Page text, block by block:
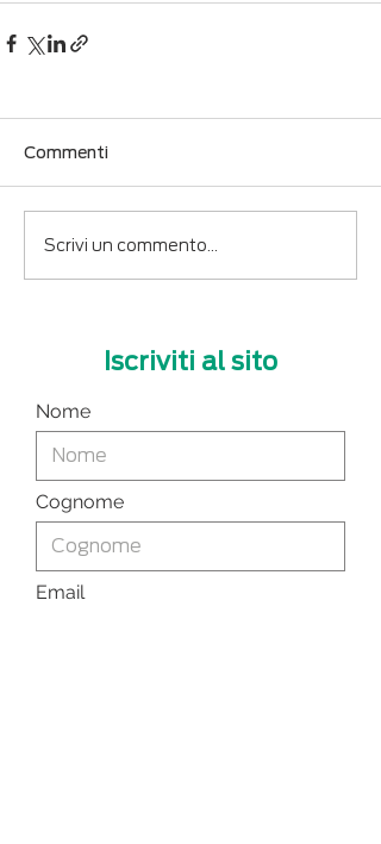
Commenti
Scrivi un commento...
Iscriviti al sito
Nome
Cognome
Email